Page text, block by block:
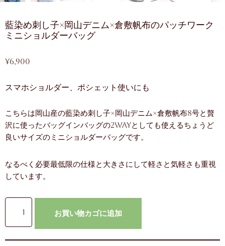
藍染め刺し子×岡山デニム×倉敷帆布のパッチワーク
ミニショルダーバッグ
¥6,900
スマホショルダー、ポシェット使いにも
こちらは岡山産の藍染め刺し子×岡山デニム×倉敷帆布8号と贅
沢に使ったバッグインバッグの2wayとしても使えるちょうど
良いサイズのミニショルダーバッグです。
なるべく必要最低限の仕様と大きさにして軽さと気軽さも重視
しています。
お買い物カゴに追加